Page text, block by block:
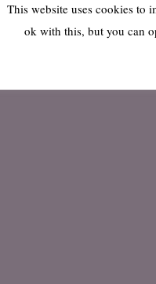
This website uses cookies to
ok with this, but you can